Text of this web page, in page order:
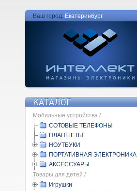
Ваш город: Екатеринбург
КАТАЛОГ
Мобильные устройства /
СОТОВЫЕ ТЕЛЕФОНЫ
ПЛАНШЕТЫ
НОУТБУКИ
ПОРТАТИВНАЯ ЭЛЕКТРОНИКА
АКСЕССУАРЫ
Товары для детей /
Игрушки